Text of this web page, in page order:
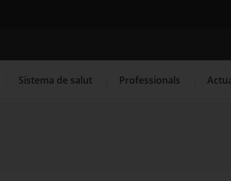
Cercador
Sistema de salut Professionals